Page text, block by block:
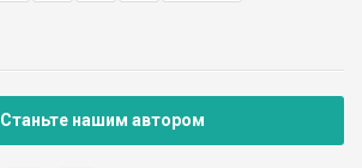
Станьте нашим автором